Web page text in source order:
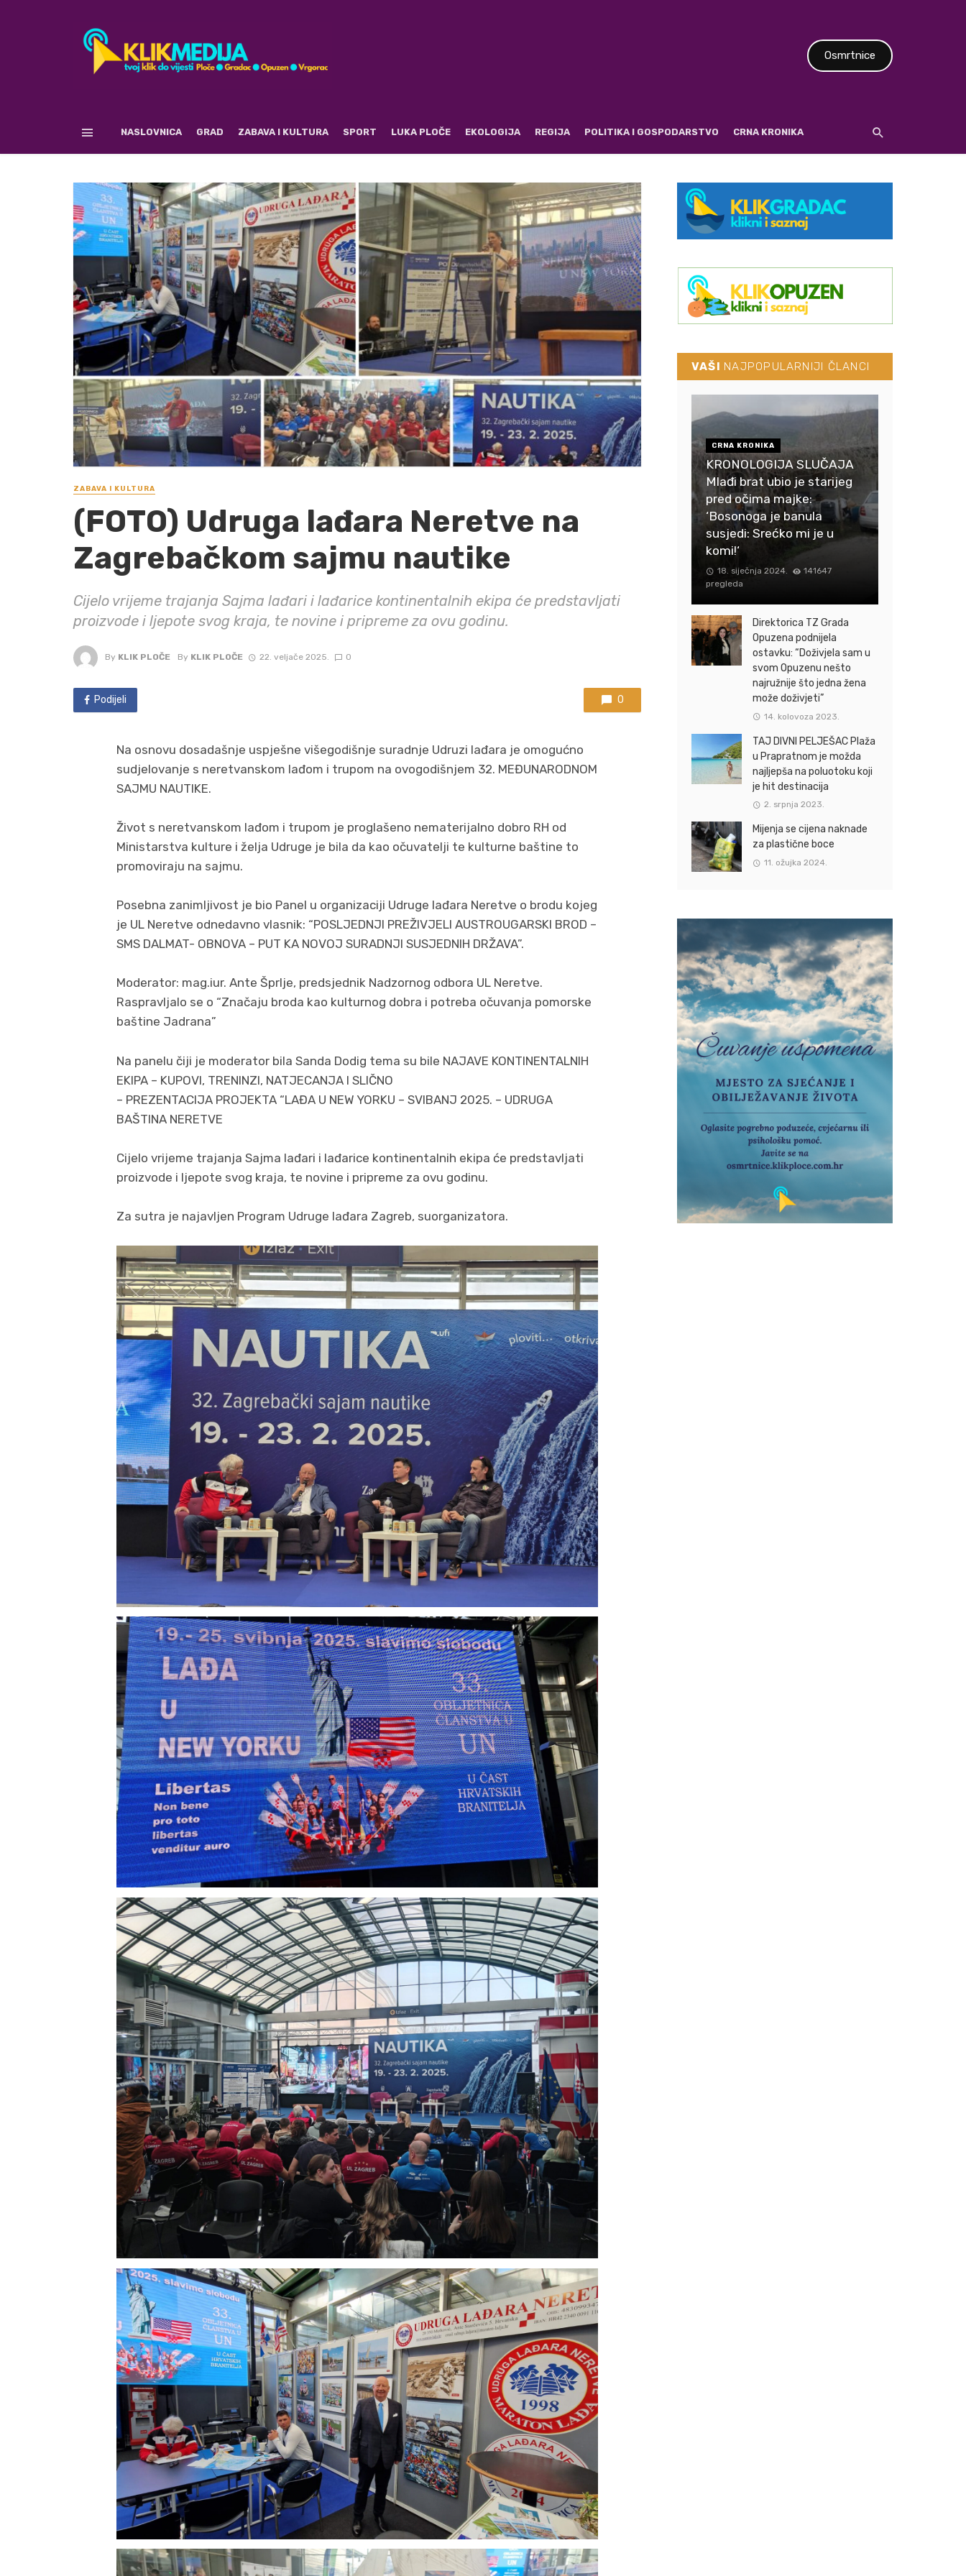
Osmrtnice
NASLOVNICA GRAD ZABAVA I KULTURA SPORT LUKA PLOČE EKOLOGIJA REGIJA POLITIKA I GOSPODARSTVO CRNA KRONIKA
ZABAVA I KULTURA
(FOTO) Udruga lađara Neretve na
Zagrebačkom sajmu nautike
Cijelo vrijeme trajanja Sajma lađari i lađarice kontinentalnih ekipa će predstavljati
proizvode i ljepote svog kraja, te novine i pripreme za ovu godinu.
By KLIK PLOČE By KLIK PLOČE 22. veljače 2025. 0
Podijeli 0
Na osnovu dosadašnje uspješne višegodišnje suradnje Udruzi lađara je omogućno
sudjelovanje s neretvanskom lađom i trupom na ovogodišnjem 32. MEĐUNARODNOM
SAJMU NAUTIKE.
Život s neretvanskom lađom i trupom je proglašeno nematerijalno dobro RH od
Ministarstva kulture i želja Udruge je bila da kao očuvatelji te kulturne baštine to
promoviraju na sajmu.
Posebna zanimljivost je bio Panel u organizaciji Udruge lađara Neretve o brodu kojeg
je UL Neretve odnedavno vlasnik: “POSLJEDNJI PREŽIVJELI AUSTROUGARSKI BROD –
SMS DALMAT- OBNOVA – PUT KA NOVOJ SURADNJI SUSJEDNIH DRŽAVA”.
Moderator: mag.iur. Ante Šprlje, predsjednik Nadzornog odbora UL Neretve.
Raspravljalo se o “Značaju broda kao kulturnog dobra i potreba očuvanja pomorske
baštine Jadrana”
Na panelu čiji je moderator bila Sanda Dodig tema su bile NAJAVE KONTINENTALNIH
EKIPA – KUPOVI, TRENINZI, NATJECANJA I SLIČNO
– PREZENTACIJA PROJEKTA “LAĐA U NEW YORKU – SVIBANJ 2025. – UDRUGA
BAŠTINA NERETVE
Cijelo vrijeme trajanja Sajma lađari i lađarice kontinentalnih ekipa će predstavljati
proizvode i ljepote svog kraja, te novine i pripreme za ovu godinu.
Za sutra je najavljen Program Udruge lađara Zagreb, suorganizatora.
VAŠI NAJPOPULARNIJI ČLANCI
CRNA KRONIKA
KRONOLOGIJA SLUČAJA
Mlađi brat ubio je starijeg
pred očima majke:
‘Bosonoga je banula
susjedi: Srećko mi je u
komi!‘
18. siječnja 2024.
141647
pregleda
Direktorica TZ Grada
Opuzena podnijela
ostavku: “Doživjela sam u
svom Opuzenu nešto
najružnije što jedna žena
može doživjeti”
14. kolovoza 2023.
TAJ DIVNI PELJEŠAC Plaža
u Prapratnom je možda
najljepša na poluotoku koji
je hit destinacija
2. srpnja 2023.
Mijenja se cijena naknade
za plastične boce
11. ožujka 2024.